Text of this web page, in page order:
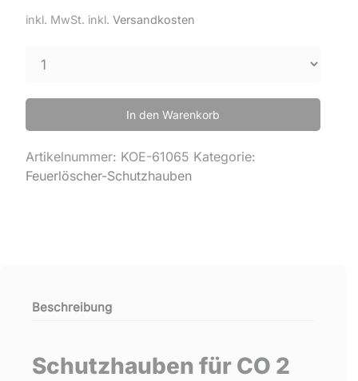
inkl. MwSt. inkl. Versandkosten
In den Warenkorb
Artikelnummer: KOE-61065 Kategorie:
Feuerlöscher-Schutzhauben
Beschreibung
Schutzhauben für CO 2